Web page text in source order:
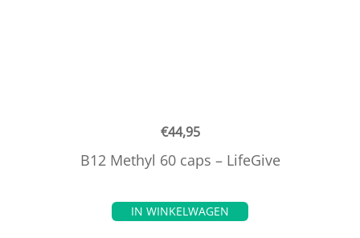
€44,95
B12 Methyl 60 caps – LifeGive
IN WINKELWAGEN